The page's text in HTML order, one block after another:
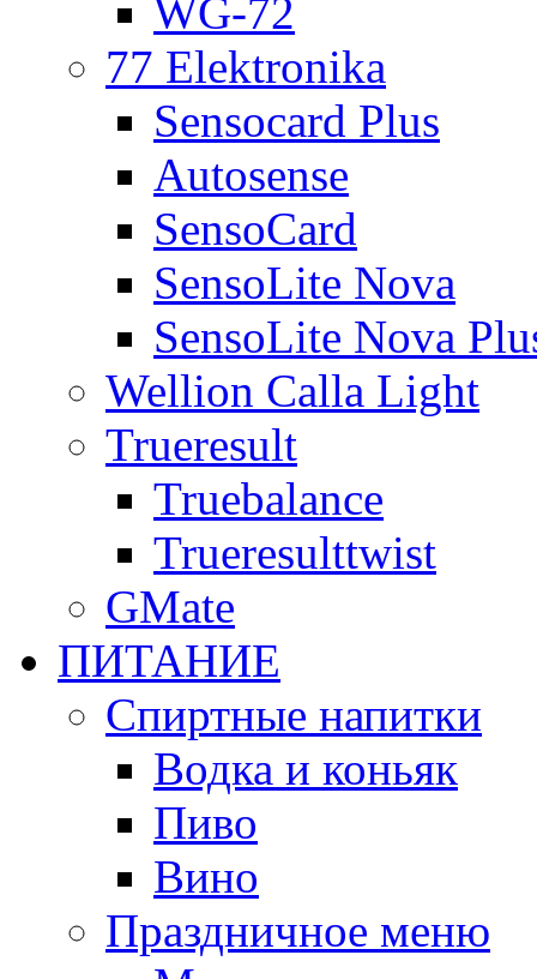
WG-72
77 Elektronika
Sensocard Plus
Autosense
SensoCard
SensoLite Nova
SensoLite Nova
Wellion Calla Light
Trueresult
Truebalance
Trueresulttwist
GMate
ПИТАНИЕ
Спиртные напитки
Водка и коньяк
Пиво
Вино
Праздничное меню